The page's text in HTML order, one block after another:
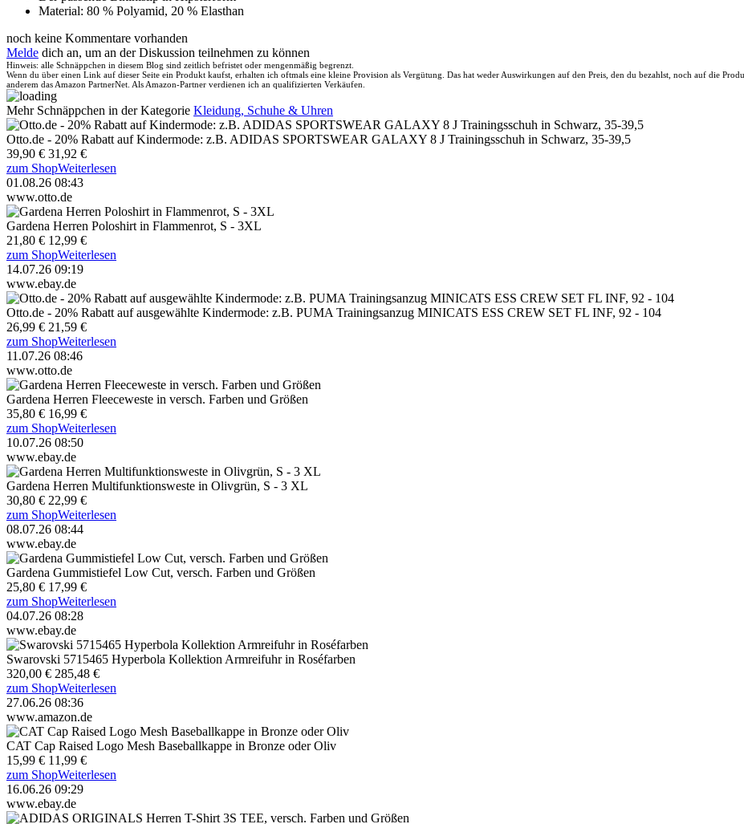
Material: 80 % Polyamid, 20 % Elasthan
noch keine Kommentare vorhanden
Melde dich an, um an der Diskussion teilnehmen zu können
Hinweis: alle Schnäppchen in diesem Blog sind zeitlich befristet oder mengenmäßig begrenzt.
Wenn du über einen Link auf dieser Seite ein Produkt kaufst, erhalten ich oftmals eine kleine Provision als Vergütung. Das hat weder Auswirkungen auf den Preis, den du bezahlst, noch auf die
anderem das Amazon PartnerNet. Als Amazon-Partner verdienen ich an qualifizierten Verkäufen.
Mehr Schnäppchen in der Kategorie Kleidung, Schuhe & Uhren
Otto.de - 20% Rabatt auf Kindermode: z.B. ADIDAS SPORTSWEAR GALAXY 8 J Trainingsschuh in Schwarz, 35-39,5
39,90 € 31,92 €
zum ShopWeiterlesen
01.08.26 08:43
www.otto.de
Gardena Herren Poloshirt in Flammenrot, S - 3XL
21,80 € 12,99 €
zum ShopWeiterlesen
14.07.26 09:19
www.ebay.de
Otto.de - 20% Rabatt auf ausgewählte Kindermode: z.B. PUMA Trainingsanzug MINICATS ESS CREW SET FL INF, 92 - 104
26,99 € 21,59 €
zum ShopWeiterlesen
11.07.26 08:46
www.otto.de
Gardena Herren Fleeceweste in versch. Farben und Größen
35,80 € 16,99 €
zum ShopWeiterlesen
10.07.26 08:50
www.ebay.de
Gardena Herren Multifunktionsweste in Olivgrün, S - 3 XL
30,80 € 22,99 €
zum ShopWeiterlesen
08.07.26 08:44
www.ebay.de
Gardena Gummistiefel Low Cut, versch. Farben und Größen
25,80 € 17,99 €
zum ShopWeiterlesen
04.07.26 08:28
www.ebay.de
Swarovski 5715465 Hyperbola Kollektion Armreifuhr in Roséfarben
320,00 € 285,48 €
zum ShopWeiterlesen
27.06.26 08:36
www.amazon.de
CAT Cap Raised Logo Mesh Baseballkappe in Bronze oder Oliv
15,99 € 11,99 €
zum ShopWeiterlesen
16.06.26 09:29
www.ebay.de